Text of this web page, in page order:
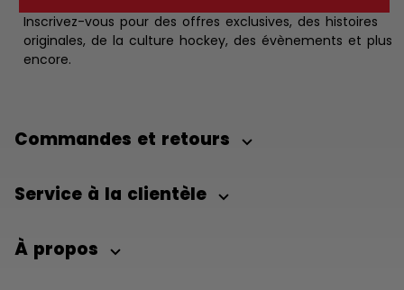
Inscrivez-vous pour des offres exclusives, des histoires
originales, de la culture hockey, des évènements et plus
encore.
Commandes et retours
Service à la clientèle
À propos